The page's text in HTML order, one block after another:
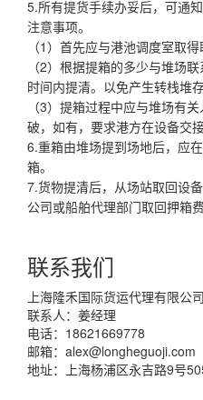
5.所有提货手续办妥后，可通
注意事项。
（1）首先应与港池调度室取得
（2）根据提箱的多少与堆场
时间内提清。以免产生转栈堆存
（3）提箱过程中应与堆场有
破，如有，要求港方在设备交
6.重箱由堆场提到场地后，应
箱。
7.货物提清后，从场站取回设
公司或船舶代理部门取回押箱费
联系我们
上海隆禾国际货运代理有限公司
联系人：姜经理
电话：18621669778
邮箱： alex@longheguoji.com
地址：上海杨浦区永吉路9号